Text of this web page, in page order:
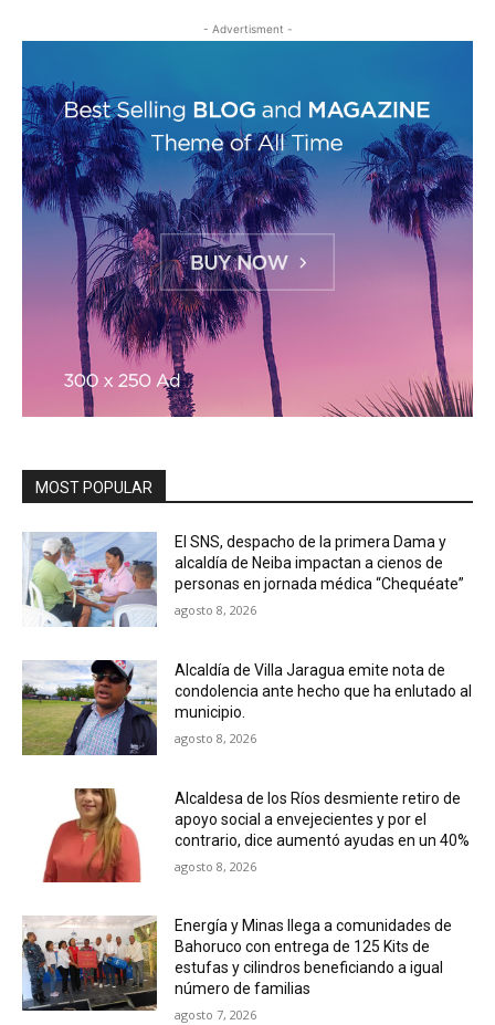
- Advertisment -
MOST POPULAR
El SNS, despacho de la primera Dama y
alcaldía de Neiba impactan a cienos de
personas en jornada médica “Chequéate”
agosto 8, 2026
Alcaldía de Villa Jaragua emite nota de
condolencia ante hecho que ha enlutado al
municipio.
agosto 8, 2026
Alcaldesa de los Ríos desmiente retiro de
apoyo social a envejecientes y por el
contrario, dice aumentó ayudas en un 40%
agosto 8, 2026
Energía y Minas llega a comunidades de
Bahoruco con entrega de 125 Kits de
estufas y cilindros beneficiando a igual
número de familias
agosto 7, 2026